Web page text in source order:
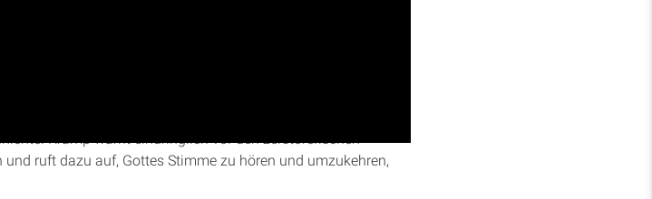
biblischen Flüche, die das Volk Israel bei Abfall erwarteten,
Kramp warnt eindringlich vor den zerstörerischen
ruft dazu auf, Gottes Stimme zu hören und umzukehren,